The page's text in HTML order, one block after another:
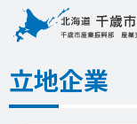
立地企業